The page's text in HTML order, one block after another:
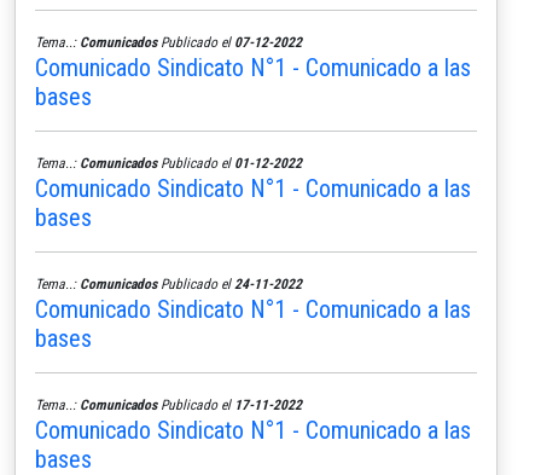
Tema..: ComunicadosPublicado el 07-12-2022
Comunicado Sindicato N°1 - Comunicado a las
bases
Tema..: ComunicadosPublicado el 01-12-2022
Comunicado Sindicato N°1 - Comunicado a las
bases
Tema..: ComunicadosPublicado el 24-11-2022
Comunicado Sindicato N°1 - Comunicado a las
bases
Tema..: ComunicadosPublicado el 17-11-2022
Comunicado Sindicato N°1 - Comunicado a las
bases